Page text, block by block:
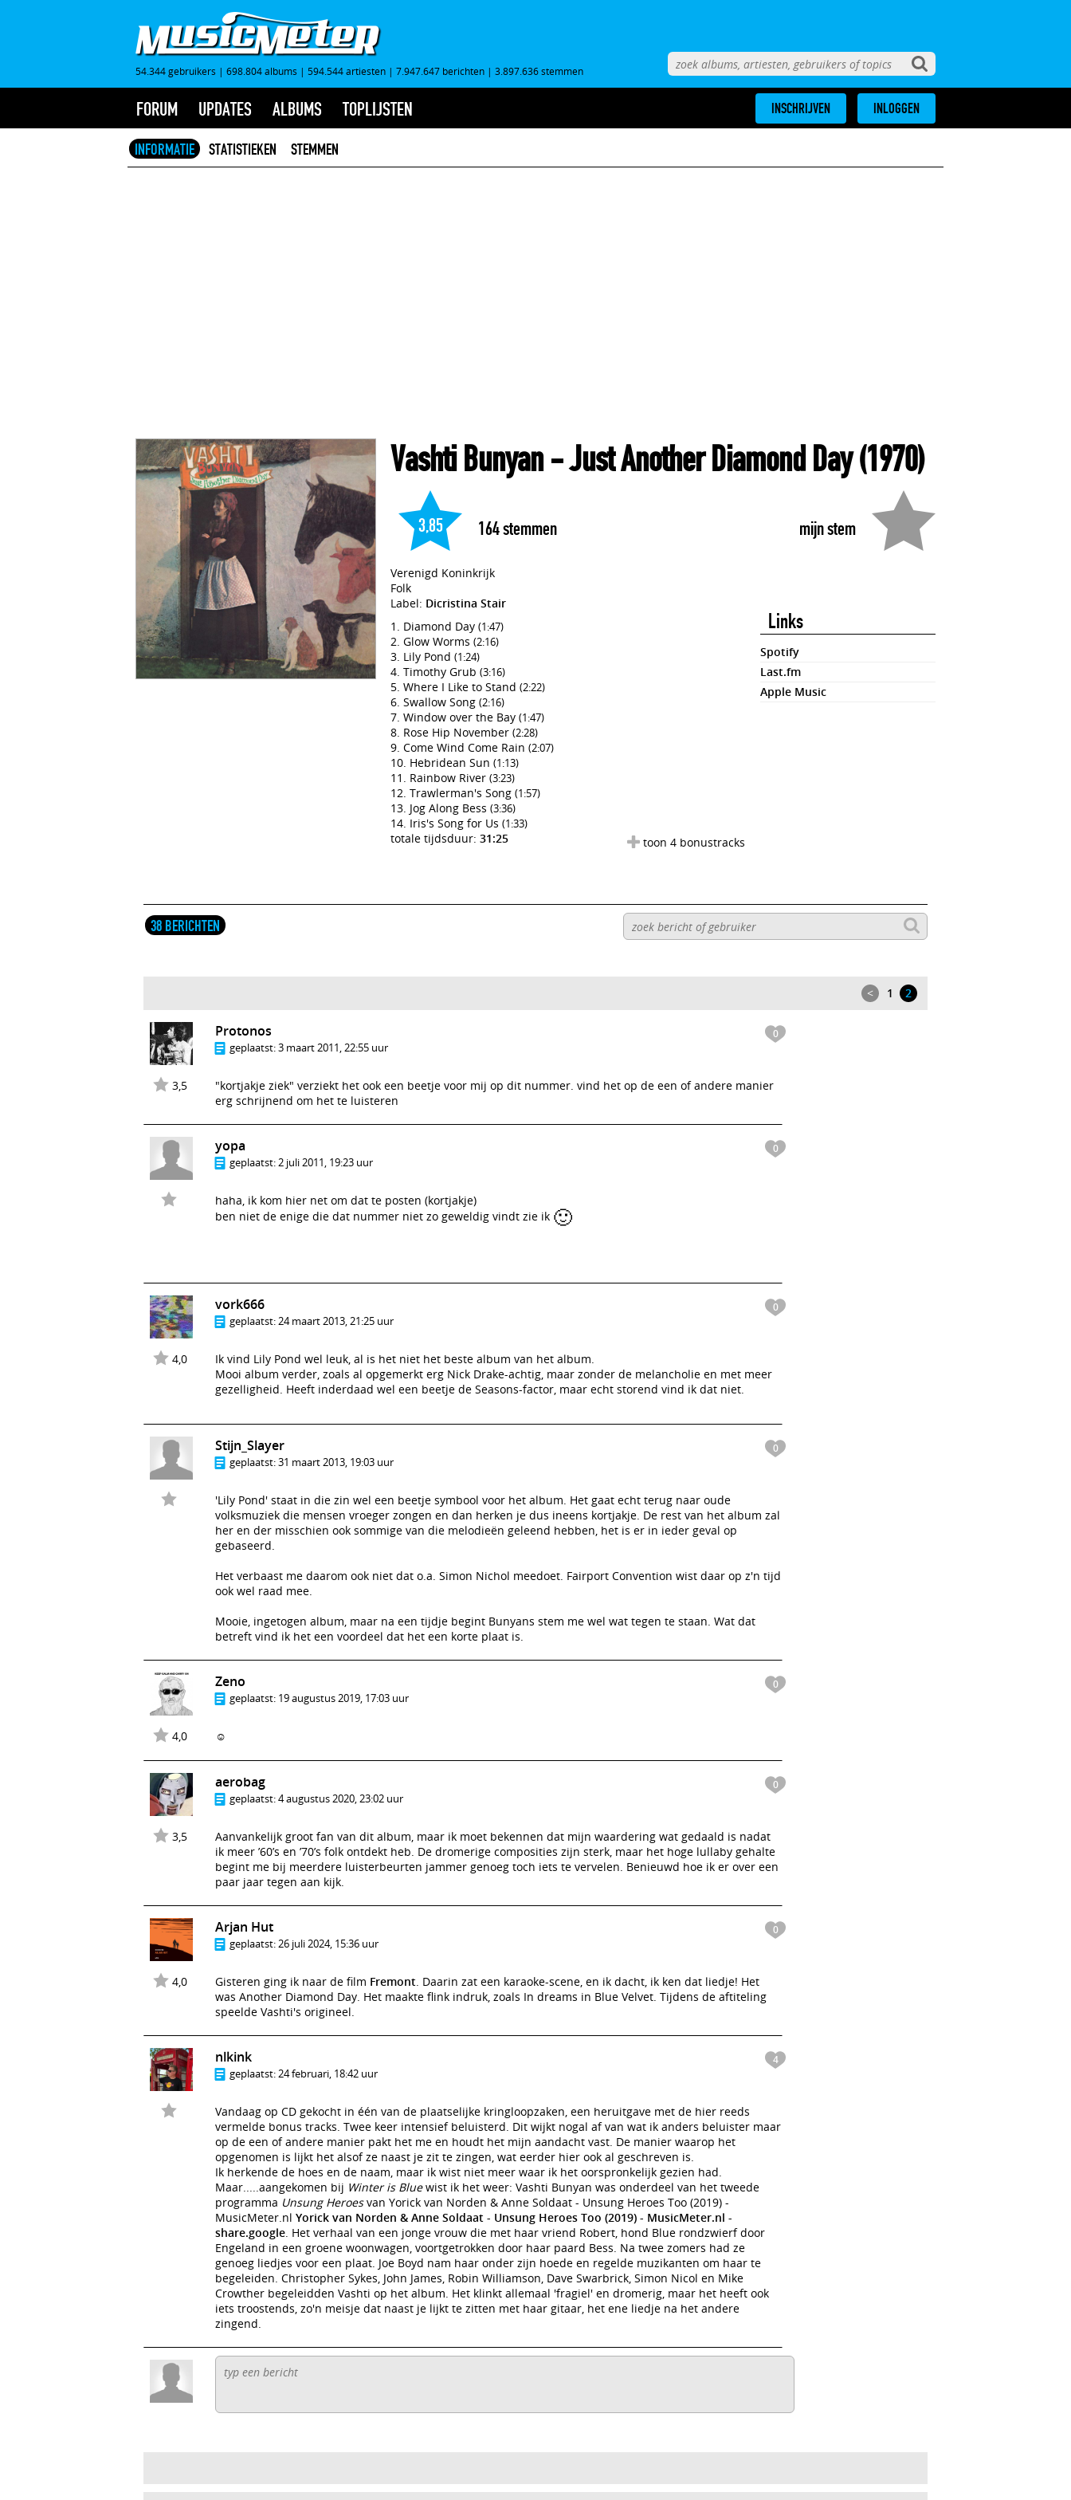
54.344 gebruikers | 698.804 albums | 594.544 artiesten | 7.947.647 berichten | 3.897.636 stemmen
FORUM UPDATES ALBUMS TOPLIJSTEN INSCHRIJVEN INLOGGEN
INFORMATIE STATISTIEKEN STEMMEN
Vashti Bunyan- Just Another Diamond Day(1970)
mijn stem
3,85 164stemmen
Verenigd Koninkrijk
Folk
Label: Dicristina Stair
Diamond Day (1:47)
Glow Worms (2:16)
Lily Pond (1:24)
Timothy Grub (3:16)
Where I Like to Stand (2:22)
Swallow Song (2:16)
Window over the Bay (1:47)
Rose Hip November (2:28)
Come Wind Come Rain (2:07)
Hebridean Sun (1:13)
Rainbow River (3:23)
Trawlerman's Song (1:57)
Jog Along Bess (3:36)
Iris's Song for Us (1:33)
toon 4 bonustracks
totale tijdsduur: 31:25
Links
Spotify
Last.fm
Apple Music
38 BERICHTEN
< 1 2
3,5
0
Protonos
geplaatst:3 maart 2011, 22:55 uur
"kortjakje ziek" verziekt het ook een beetje voor mij op dit nummer. vind het op de een of andere manier
erg schrijnend om het te luisteren
0
yopa
geplaatst:2 juli 2011, 19:23 uur
haha, ik kom hier net om dat te posten (kortjakje)
ben niet de enige die dat nummer niet zo geweldig vindt zie ik 🙂
4,0
0
vork666
geplaatst:24 maart 2013, 21:25 uur
Ik vind Lily Pond wel leuk, al is het niet het beste album van het album.
Mooi album verder, zoals al opgemerkt erg Nick Drake-achtig, maar zonder de melancholie en met meer
gezelligheid. Heeft inderdaad wel een beetje de Seasons-factor, maar echt storend vind ik dat niet.
0
Stijn_Slayer
geplaatst:31 maart 2013, 19:03 uur
'Lily Pond' staat in die zin wel een beetje symbool voor het album. Het gaat echt terug naar oude
volksmuziek die mensen vroeger zongen en dan herken je dus ineens kortjakje. De rest van het album zal
her en der misschien ook sommige van die melodieën geleend hebben, het is er in ieder geval op
gebaseerd.
Het verbaast me daarom ook niet dat o.a. Simon Nichol meedoet. Fairport Convention wist daar op z'n tijd
ook wel raad mee.
Mooie, ingetogen album, maar na een tijdje begint Bunyans stem me wel wat tegen te staan. Wat dat
betreft vind ik het een voordeel dat het een korte plaat is.
4,0
0
Zeno
geplaatst: 19 augustus 2019, 17:03 uur
☺️
3,5
0
aerobag
geplaatst:4 augustus 2020, 23:02 uur
Aanvankelijk groot fan van dit album, maar ik moet bekennen dat mijn waardering wat gedaald is nadat
ik meer ’60’s en ’70’s folk ontdekt heb. De dromerige composities zijn sterk, maar het hoge lullaby gehalte
begint me bij meerdere luisterbeurten jammer genoeg toch iets te vervelen. Benieuwd hoe ik er over een
paar jaar tegen aan kijk.
4,0
0
Arjan Hut
geplaatst:26 juli 2024, 15:36 uur
Gisteren ging ik naar de film Fremont. Daarin zat een karaoke-scene, en ik dacht, ik ken dat liedje! Het
was Another Diamond Day. Het maakte flink indruk, zoals In dreams in Blue Velvet. Tijdens de aftiteling
speelde Vashti's origineel.
4
nlkink
geplaatst:24 februari, 18:42 uur
Vandaag op CD gekocht in één van de plaatselijke kringloopzaken, een heruitgave met de hier reeds
vermelde bonus tracks. Twee keer intensief beluisterd. Dit wijkt nogal af van wat ik anders beluister maar
op de een of andere manier pakt het me en houdt het mijn aandacht vast. De manier waarop het
opgenomen is lijkt het alsof ze naast je zit te zingen, wat eerder hier ook al geschreven is.
Ik herkende de hoes en de naam, maar ik wist niet meer waar ik het oorspronkelijk gezien had.
Maar.....aangekomen bij Winter is Bluewist ik het weer: Vashti Bunyan was onderdeel van het tweede
programma Unsung Heroesvan Yorick van Norden & Anne Soldaat - Unsung Heroes Too (2019) -
MusicMeter.nl Yorick van Norden & Anne Soldaat - Unsung Heroes Too (2019) - MusicMeter.nl -
share.google. Het verhaal van een jonge vrouw die met haar vriend Robert, hond Blue rondzwierf door
Engeland in een groene woonwagen, voortgetrokken door haar paard Bess. Na twee zomers had ze
genoeg liedjes voor een plaat. Joe Boyd nam haar onder zijn hoede en regelde muzikanten om haar te
begeleiden. Christopher Sykes, John James, Robin Williamson, Dave Swarbrick, Simon Nicol en Mike
Crowther begeleidden Vashti op het album. Het klinkt allemaal 'fragiel' en dromerig, maar het heeft ook
iets troostends, zo'n meisje dat naast je lijkt te zitten met haar gitaar, het ene liedje na het andere
zingend.